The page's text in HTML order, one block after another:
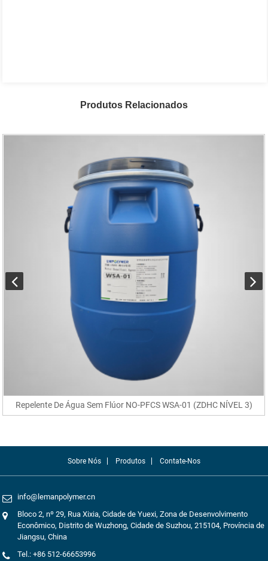
Produtos Relacionados
Repelente De Água Sem Flúor NO-PFCS WSA-01 (ZDHC NÍVEL 3)
Sobre Nós Produtos Contate-Nos
info@lemanpolymer.cn
Bloco 2, nº 29, Rua Xixia, Cidade de Yuexi, Zona de Desenvolvimento
Econômico, Distrito de Wuzhong, Cidade de Suzhou, 215104, Província de
Jiangsu, China
Tel.: +86 512-66653996